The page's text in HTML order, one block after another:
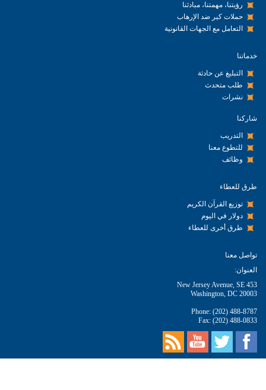
رؤيتنا، مهمتنا، مبادئنا
حملات كير ضد الإرهاب
التعامل مع الجهات القانونية
خدماتنا
التبليغ عن حادثة
طلب متحدث
نشرات
شاركنا
التدريب
للتطوع معنا
وظائف
طرق للعطاء
توزيع القرآن الكريم
دولار في اليوم
طرق أخرى للعطاء
تواصل معنا
العنوان:
453 New Jersey Avenue, SE
Washington, DC 20003
Phone: (202) 488-8787
Fax: (202) 488-0833